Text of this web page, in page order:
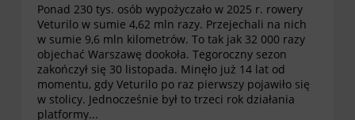
Ponad 230 tys. osób wypożyczało w 2025 r. rowery
Veturilo w sumie 4,62 mln razy. Przejechali na nich
w sumie 9,6 mln kilometrów. To tak jak 32 000 razy
objechać Warszawę dookoła. Tegoroczny sezon
zakończył się 30 listopada. Minęło już 14 lat od
momentu, gdy Veturilo po raz pierwszy pojawiło się
w stolicy. Jednocześnie był to trzeci rok działania
platformy...